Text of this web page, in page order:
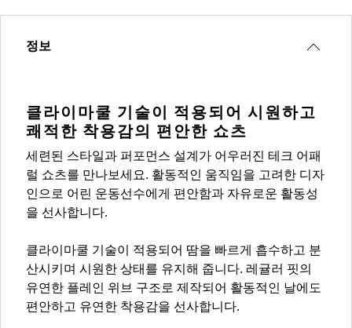
정보
클라이마쿨 기술이 적용되어 시원하고
쾌적한 착용감의 편안한 쇼츠
세련된 스타일과 퍼포먼스 설계가 어우러진 테크 어패
럴 쇼츠를 만나보세요. 활동적인 움직임을 고려한 디자
인으로 어린 운동선수에게 편안함과 자유로운 활동성
을 선사합니다.
클라이마쿨 기술이 적용되어 땀을 빠르게 흡수하고 분
산시키며 시원한 상태를 유지해 줍니다. 레귤러 핏의
유연한 플레인 위브 구조로 제작되어 활동적인 날에도
편안하고 유연한 착용감을 선사합니다.